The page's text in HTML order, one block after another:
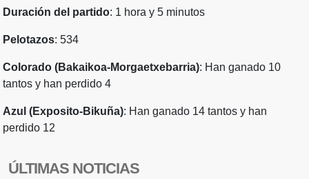
Duración del partido: 1 hora y 5 minutos
Pelotazos: 534
Colorado (Bakaikoa-Morgaetxebarria): Han ganado 10
tantos y han perdido 4
Azul (Exposito-Bikuña): Han ganado 14 tantos y han
perdido 12
ÚLTIMAS NOTICIAS